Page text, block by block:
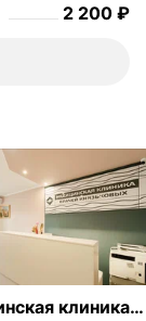
Цена
2200
2 200 ₽
Медицинская клиника врачей Князьковых